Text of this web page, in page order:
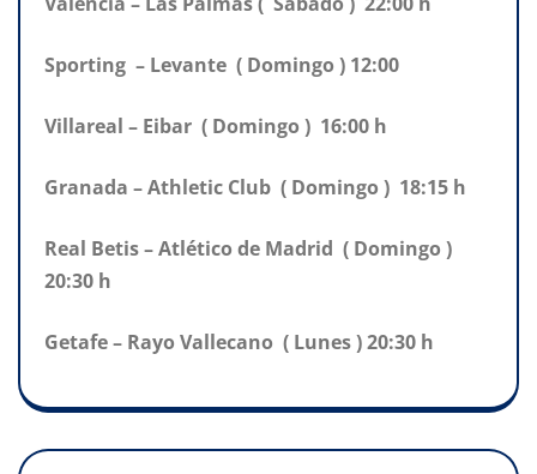
Sporting – Levante ( Domingo ) 12:00
Villareal – Eibar ( Domingo ) 16:00 h
Granada – Athletic Club ( Domingo ) 18:15 h
Real Betis – Atlético de Madrid ( Domingo )
20:30 h
Getafe – Rayo Vallecano ( Lunes ) 20:30 h